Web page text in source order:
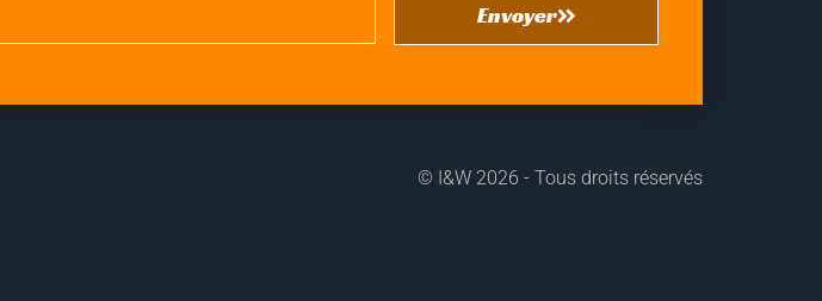
Envoyer
© I&W 2026 - Tous droits réservés